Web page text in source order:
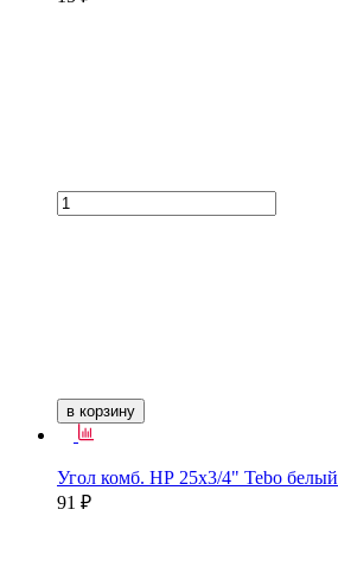
в корзину
Угол комб. НР 25х3/4" Tebo белый
91 ₽